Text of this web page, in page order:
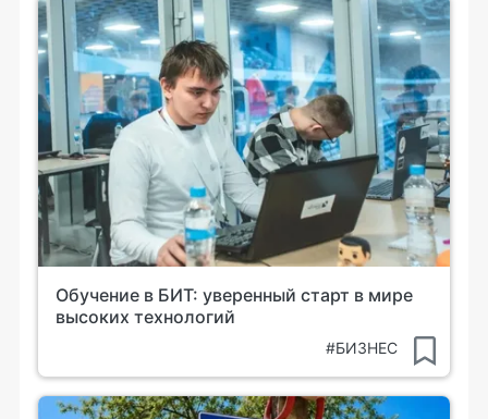
Обучение в БИТ: уверенный старт в мире
высоких технологий
#БИЗНЕС